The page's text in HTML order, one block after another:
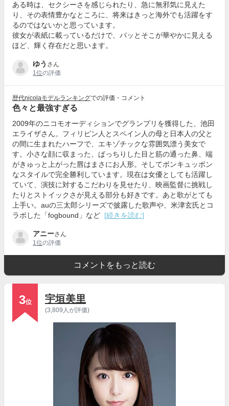
ある時は、セクシーさを感じられたり、急に無邪気に見えた
り、その表情豊かなところに、将来はきっと海外でも活躍をす
るのではないかと思っています。
彼女が表紙に載っているだけで、パッとそこが華やかに見える
ほど、輝く存在だと思います。
ゆう さん
1位の評価
歴代nicolaモデルランキングでの評価・コメント
色々と最強すぎる
2009年のニコモオーディションでグランプリを獲得した、池田
エライザさん。フィリピン人とスペイン人の母と日本人の父と
の間に生まれたハーフで、エキゾチックな雰囲気漂う美女で
す。小さな顔に収まった、ぱっちりした目と筋の通った鼻、端
がきゅっと上がった唇はまさにお人形。そしてボンキュッボン
なスタイルで完全勝利しています。現在は女優としても活躍し
ていて、演技に対するこだわりを見せたり、映画監督に挑戦し
たりとストイックさが見える部分も好きです。あと歌がとても
上手い。auの三太郎シリーズで披露した歌声や、米津玄氏とコ
ラボした「fogbound」など [続きを読む]
アニーさん
1位の評価
コメントをもっと読む
3位 宇垣美里
(3,809人が評価)